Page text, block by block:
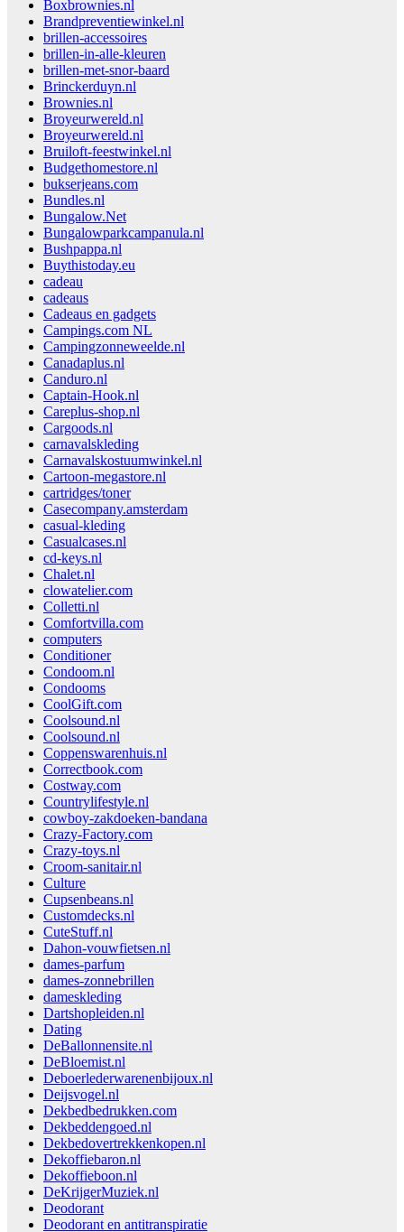
Boxbrownies.nl
Brandpreventiewinkel.nl
brillen-accessoires
brillen-in-alle-kleuren
brillen-met-snor-baard
Brinckerduyn.nl
Brownies.nl
Broyeurwereld.nl
Broyeurwereld.nl
Bruiloft-feestwinkel.nl
Budgethomestore.nl
bukserjeans.com
Bundles.nl
Bungalow.Net
Bungalowparkcampanula.nl
Bushpappa.nl
Buythistoday.eu
cadeau
cadeaus
Cadeaus en gadgets
Campings.com NL
Campingzonneweelde.nl
Canadaplus.nl
Canduro.nl
Captain-Hook.nl
Careplus-shop.nl
Cargoods.nl
carnavalskleding
Carnavalskostuumwinkel.nl
Cartoon-megastore.nl
cartridges/toner
Casecompany.amsterdam
casual-kleding
Casualcases.nl
cd-keys.nl
Chalet.nl
clowatelier.com
Colletti.nl
Comfortvilla.com
computers
Conditioner
Condoom.nl
Condooms
CoolGift.com
Coolsound.nl
Coolsound.nl
Coppenswarenhuis.nl
Correctbook.com
Costway.com
Countrylifestyle.nl
cowboy-zakdoeken-bandana
Crazy-Factory.com
Crazy-toys.nl
Croom-sanitair.nl
Culture
Cupsenbeans.nl
Customdecks.nl
CuteStuff.nl
Dahon-vouwfietsen.nl
dames-parfum
dames-zonnebrillen
dameskleding
Dartshopleiden.nl
Dating
DeBallonnensite.nl
DeBloemist.nl
Deboerlederwarenenbijoux.nl
Deijsvogel.nl
Dekbedbedrukken.com
Dekbeddengoed.nl
Dekbedovertrekkenkopen.nl
Dekoffiebaron.nl
Dekoffieboon.nl
DeKrijgerMuziek.nl
Deodorant
Deodorant en antitranspiratie